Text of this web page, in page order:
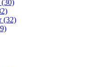
(30)
(32)